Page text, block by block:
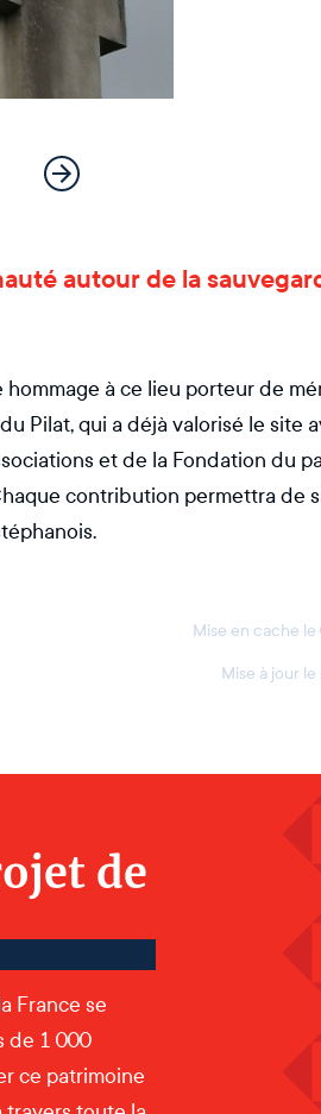
autour de la
à ce lieu porteur de
Pilat, qui a déjà valorisé le site
et de la Fondation du
contribution permettra de
Mise en cache le
Mise à jour le
de
France se
de 1 000
ce patrimoine